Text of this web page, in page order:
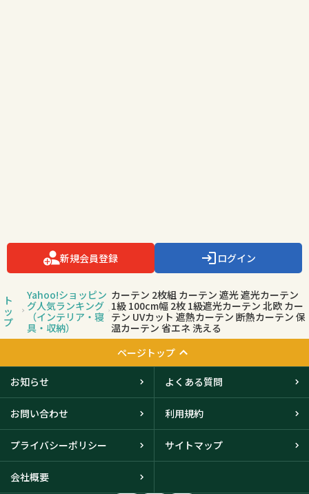
新規会員登録 ログイン
ト
ッ
プ
Yahoo!ショッピン
グ人気ランキング
（インテリア・寝
具・収納）
カーテン 2枚組 カーテン 遮光 遮光カーテン
1級 100cm幅 2枚 1級遮光カーテン 北欧 カー
テン UVカット 遮熱カーテン 断熱カーテン 保
温カーテン 省エネ 洗える
ページトップ
お知らせ よくある質問
お問い合わせ 利用規約
プライバシーポリシー サイトマップ
会社概要